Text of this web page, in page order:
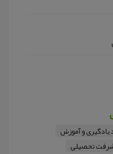
یادگیری و آموزش
تحصیلی